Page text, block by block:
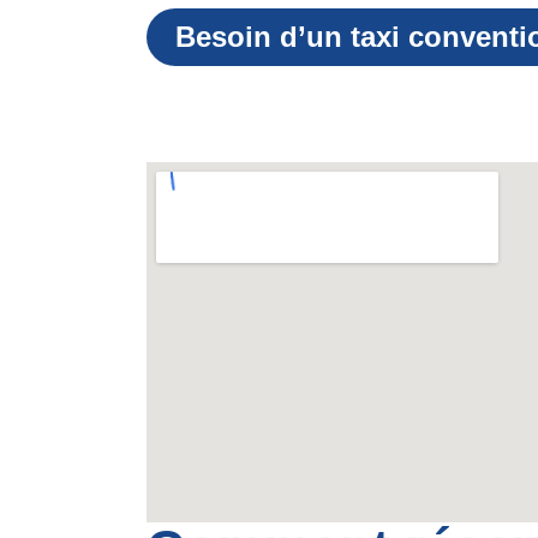
Besoin d’un taxi